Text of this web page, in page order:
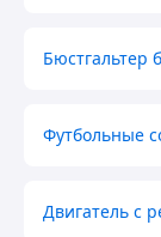
Бюстгальтер
Футбольные
Двигатель с